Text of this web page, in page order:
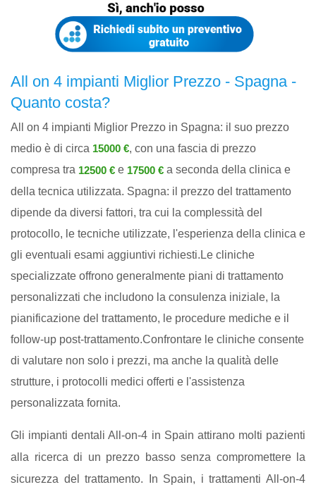
All on 4 impianti Miglior Prezzo - Spagna -
Quanto costa?
All on 4 impianti Miglior Prezzo in Spagna: il suo prezzo
medio è di circa 15000 €, con una fascia di prezzo
compresa tra 12500 € e 17500 € a seconda della clinica e
della tecnica utilizzata. Spagna: il prezzo del trattamento
dipende da diversi fattori, tra cui la complessità del
protocollo, le tecniche utilizzate, l'esperienza della clinica e
gli eventuali esami aggiuntivi richiesti.Le cliniche
specializzate offrono generalmente piani di trattamento
personalizzati che includono la consulenza iniziale, la
pianificazione del trattamento, le procedure mediche e il
follow-up post-trattamento.Confrontare le cliniche consente
di valutare non solo i prezzi, ma anche la qualità delle
strutture, i protocolli medici offerti e l'assistenza
personalizzata fornita.
Gli impianti dentali All-on-4 in Spain attirano molti pazienti
alla ricerca di un prezzo basso senza compromettere la
sicurezza del trattamento. In Spain, i trattamenti All-on-4